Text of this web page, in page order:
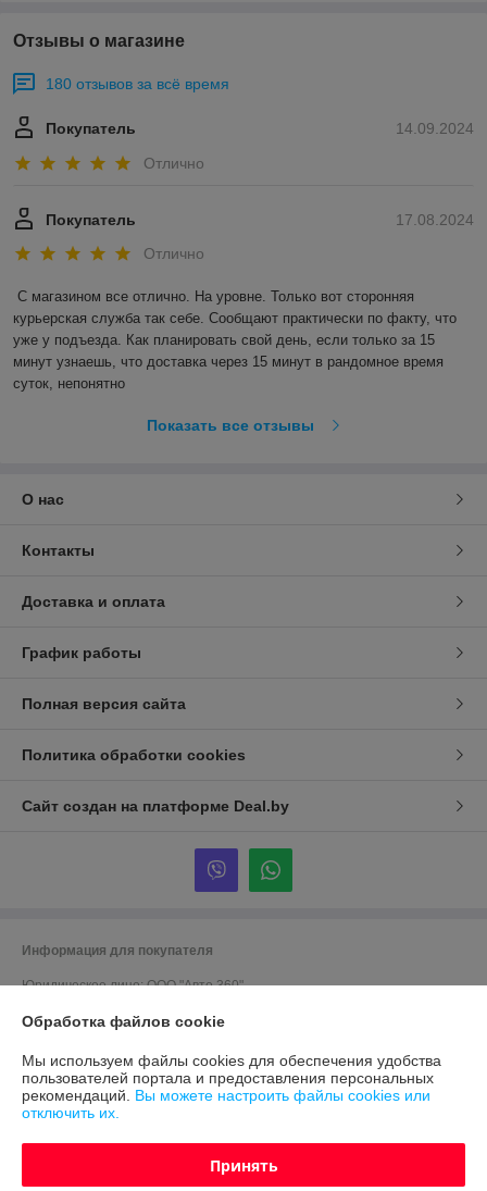
Отзывы о магазине
180 отзывов за всё время
14.09.2024
Покупатель
Отлично
17.08.2024
Покупатель
Отлично
С магазином все отлично. На уровне. Только вот сторонняя
курьерская служба так себе. Сообщают практически по факту, что
уже у подъезда. Как планировать свой день, если только за 15
минут узнаешь, что доставка через 15 минут в рандомное время
суток, непонятно
Показать все отзывы
О нас
Контакты
Доставка и оплата
График работы
Полная версия сайта
Политика обработки cookies
Сайт создан на платформе Deal.by
Информация для покупателя
Юридическое лицо:ООО "Авто 360"
УНП: 191635176
Регистрационный орган: Мингорисполком
Дата регистрации компании: 12.09.2012
Ссылка на свидетельство/лицензию
Обработка файлов cookie
Мы используем файлы cookies для обеспечения удобства
пользователей портала и предоставления персональных
рекомендаций. Вы можете настроить файлы cookies или
отключить их.
Принять